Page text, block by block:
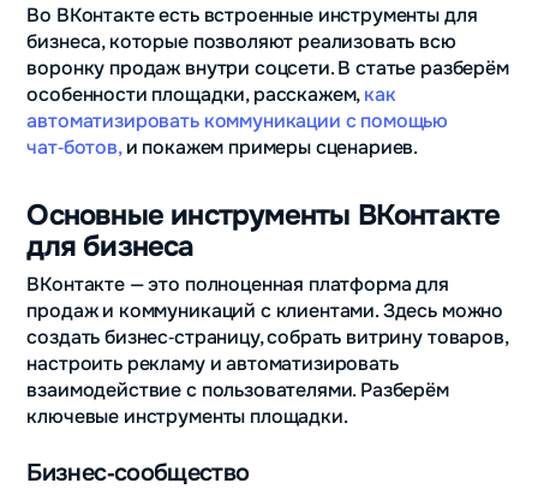
Во ВКонтакте есть встроенные инструменты для
бизнеса, которые позволяют реализовать всю
воронку продаж внутри соцсети. В статье разберём
особенности площадки, расскажем,как
автоматизировать коммуникации с помощью
чат‑ботов,и покажем примеры сценариев.
Основные инструменты ВКонтакте
для бизнеса
ВКонтакте — это полноценная платформа для
продаж и коммуникаций с клиентами. Здесь можно
создать бизнес‑страницу, собрать витрину товаров,
настроить рекламу и автоматизировать
взаимодействие с пользователями. Разберём
ключевые инструменты площадки.
Бизнес‑сообщество